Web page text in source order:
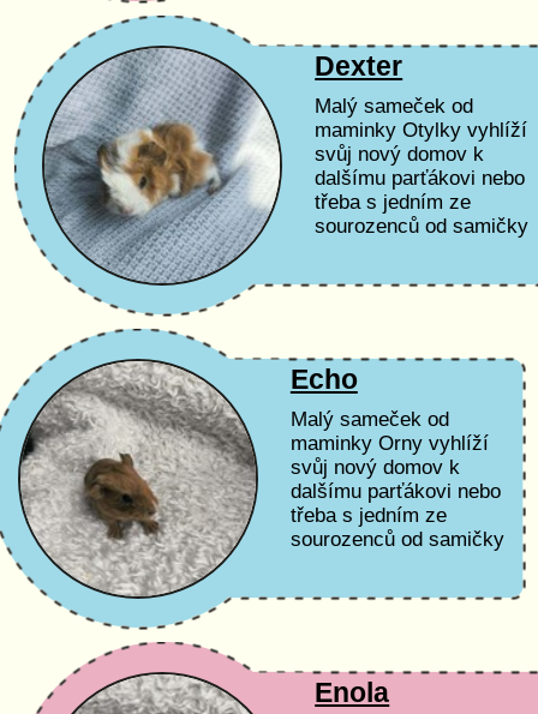
Dexter
Malý sameček od
maminky Otylky vyhlíží
svůj nový domov k
dalšímu parťákovi nebo
třeba s jedním ze
sourozenců od samičky
Echo
Malý sameček od
maminky Orny vyhlíží
svůj nový domov k
dalšímu parťákovi nebo
třeba s jedním ze
sourozenců od samičky
Enola